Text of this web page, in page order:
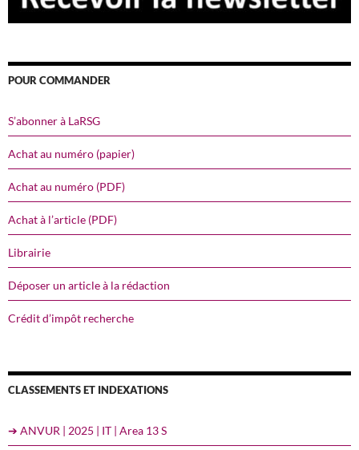
POUR COMMANDER
S’abonner à LaRSG
Achat au numéro (papier)
Achat au numéro (PDF)
Achat à l’article (PDF)
Librairie
Déposer un article à la rédaction
Crédit d’impôt recherche
CLASSEMENTS ET INDEXATIONS
➔ ANVUR | 2025 | IT | Area 13 S